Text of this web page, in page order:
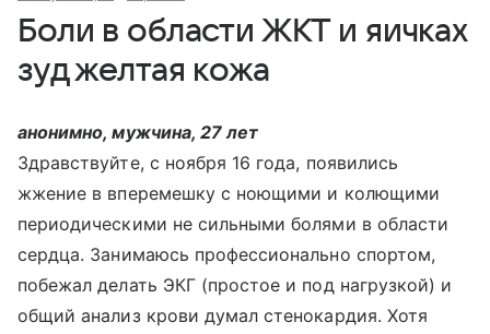
Боли в области ЖКТ и яичках
зуд желтая кожа
анонимно, мужчина, 27 лет
Здравствуйте, с ноября 16 года, появились
жжение в вперемешку с ноющими и колющими
периодическими не сильными болями в области
сердца. Занимаюсь профессионально спортом,
побежал делать ЭКГ (простое и под нагрузкой) и
общий анализ крови думал стенокардия. Хотя